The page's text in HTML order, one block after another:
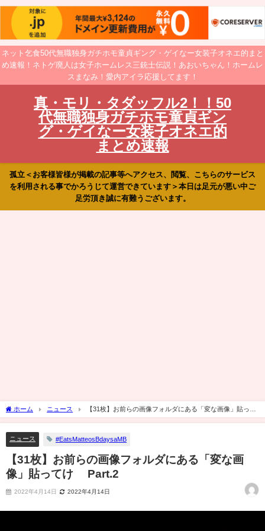
ネット乞食50代無職独身ガチホモ童貞ギング・ゲイなー女装子オネエ的まと
め速報！ネトゲ廃人は女子ホームレス三銃士伝説！あおいちゃん！ホームレ
スまなみ！愛内アイラ応援してます！
真・モリ・タダッフル2！！50
代無職独身ガチホモ童貞ギン
グ・ゲイなー女装子オネエ的
まとめ速報
孤立＜お客様皆様が掲載の記事等へアクセス、閲覧、こちらのサービス
を利用される事でかろうじて運営できています＞本日は足元が悪い中ご
足労頂き誠に有難うございます。
ホーム ニュース
【31枚】お前らの画像フォルダにある「変な画像」貼って
け Part.2
ニュース #EatsMatteosBdaysaMB
【31枚】お前らの画像フォルダにある「変な画
像」貼ってけ Part.2
2022年4月14日 2022年4月14日